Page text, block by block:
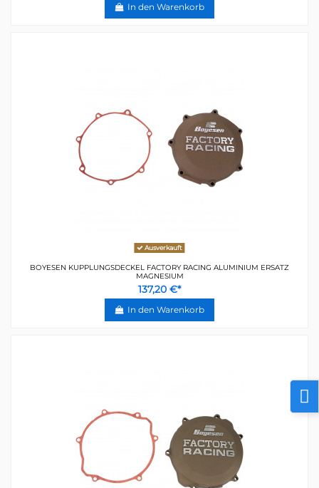
In den Warenkorb
Ausverkauft
BOYESEN KUPPLUNGSDECKEL FACTORY RACING ALUMINIUM ERSATZ
MAGNESIUM
137,20 €*
In den Warenkorb